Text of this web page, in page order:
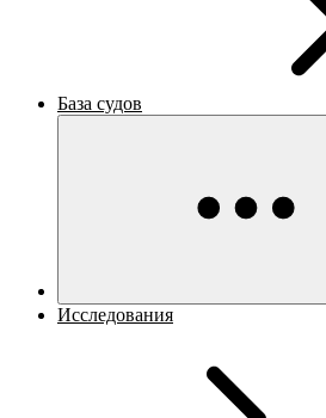
База судов
Исследования